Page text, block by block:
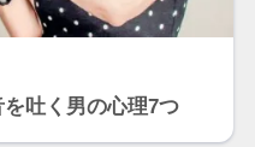
吐く男の心理7つ